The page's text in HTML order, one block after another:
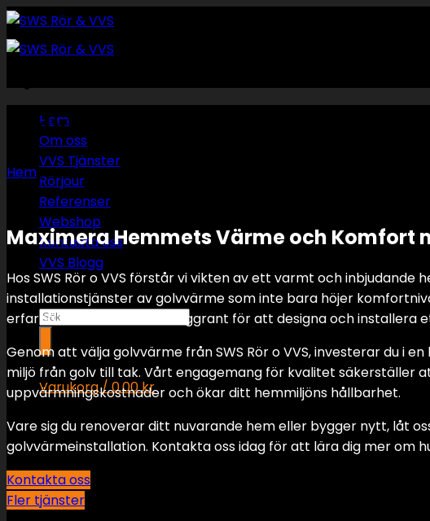
Skip
to
content
Hem
Om oss
VVS Tjänster
Rörjour
Referenser
Webshop
Kontakta oss
VVS Blogg
Sök
Varukorg /0.00kr
Inga produkter i varukorgen.
Inga produkter i varukorgen.
Golvvärme
Hem/Golvvärme
Maximera Hemmets Värme och Komfort
Hos SWS Rör o VVS förstår vi vikten av ett varmt och
installationstjänster av golvvärme som inte bara höjer
erfarna tekniker arbetar noggrant för att designa och installera
Genom att välja golvvärme från SWS Rör o VVS, investerar du i
miljö från golv till tak. Vårt engagemang för kvalitet säkerställer
uppvärmningskostnader och ökar ditt hemmiljöns hållbarhet.
Vare sig du renoverar ditt nuvarande hem eller bygger nytt, låt
golvvärmeinstallation. Kontakta oss idag för att lära dig mer om
Kontakta oss
Fler tjänster